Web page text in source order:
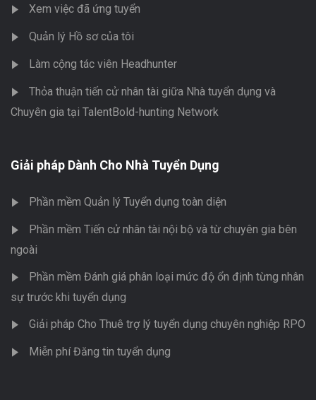
Xem việc đã ứng tuyển
Quản lý Hồ sơ của tôi
Làm cộng tác viên Headhunter
Thỏa thuận tiến cử nhân tài giữa Nhà tuyển dụng và
Chuyên gia tại TalentBold-hunting Network
Giải pháp Dành Cho Nhà Tuyển Dụng
Phần mềm Quản lý Tuyển dụng toàn diện
Phần mềm Tiến cử nhân tài nội bộ và từ chuyên gia bên
ngoài
Phần mềm Đánh giá phân loại mức độ ổn định từng nhân
sự trước khi tuyển dụng
Giải pháp Cho Thuê trợ lý tuyển dụng chuyên nghiệp RPO
Miễn phí Đăng tin tuyển dụng